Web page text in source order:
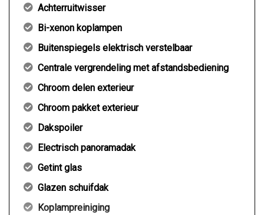
Achterruitwisser
Bi-xenon koplampen
Buitenspiegels elektrisch verstelbaar
Centrale vergrendeling met afstandsbediening
Chroom delen exterieur
Chroom pakket exterieur
Dakspoiler
Electrisch panoramadak
Getint glas
Glazen schuifdak
Koplampreiniging